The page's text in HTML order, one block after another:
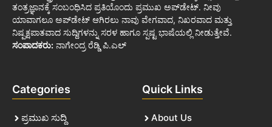
ತಂತ್ರಜ್ಞಾನಕ್ಕೆ ಸಂಬಂಧಿಸಿದ ಪ್ರತಿಯೊಂದು ಪ್ರಮುಖ ಅಪ್‌ಡೇಟ್. ನೀವು
ಯಾವಾಗಲೂ ಅಪ್‌ಡೇಟ್ ಆಗಿರಲು ನಾವು ವೇಗವಾದ, ನಿಖರವಾದ ಮತ್ತು
ನಿಷ್ಪಕ್ಷಪಾತವಾದ ಸುದ್ದಿಗಳನ್ನು ಸರಳ ಹಾಗೂ ಸ್ಪಷ್ಟ ಭಾಷೆಯಲ್ಲಿ ನೀಡುತ್ತೇವೆ.
ಸಂಪಾದಕರು: ನಾಗೇಂದ್ರ ರೆಡ್ಡಿ ಪಿ.ಎಲ್
Categories
ಪ್ರಮುಖ ಸುದ್ದಿ
Quick Links
About Us